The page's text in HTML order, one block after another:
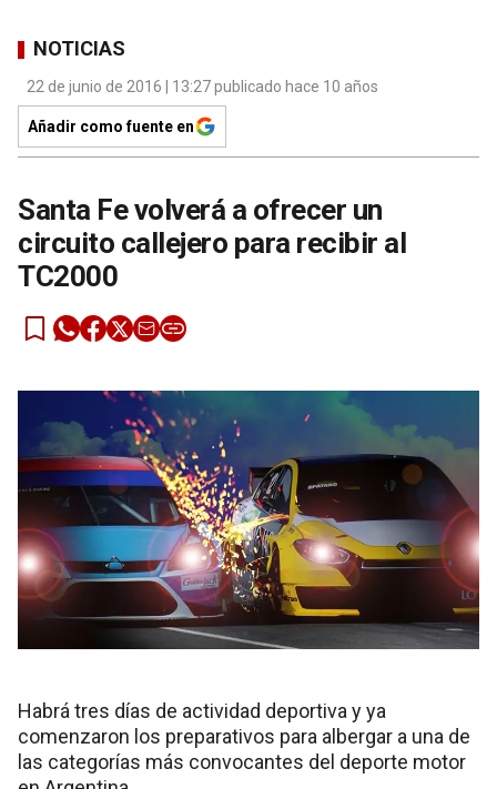
NOTICIAS
22 de junio de 2016 | 13:27 publicado hace 10 años
Añadir como fuente en
Santa Fe volverá a ofrecer un
circuito callejero para recibir al
TC2000
Habrá tres días de actividad deportiva y ya
comenzaron los preparativos para albergar a una de
las categorías más convocantes del deporte motor